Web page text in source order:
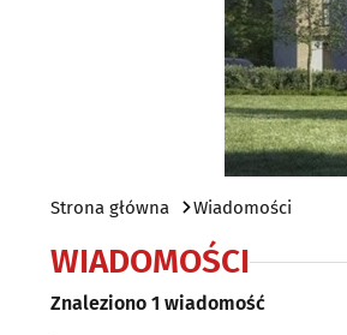
Strona główna Wiadomości
WIADOMOŚCI
Znaleziono 1 wiadomość